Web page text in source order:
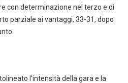
con determinazione nel terzo e di
parziale ai vantaggi, 33-31, dopo
l’intensità della gara e la